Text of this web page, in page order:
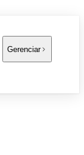
Gerenciar